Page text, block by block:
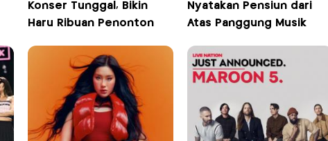
Konser Tunggal, Bikin
Haru Ribuan Penonton
Nyatakan Pensiun dari
Atas Panggung Musik